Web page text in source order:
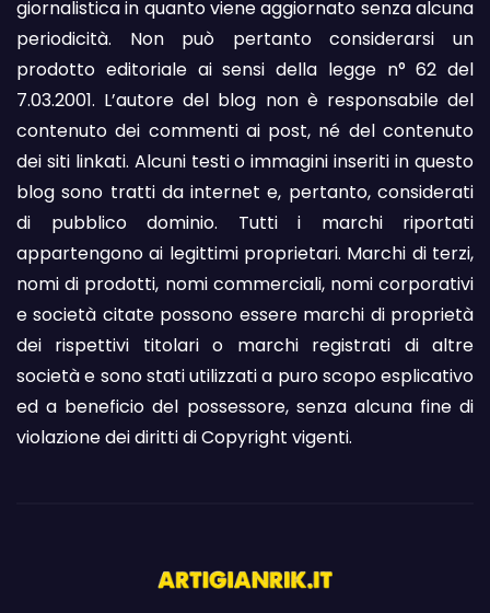
giornalistica in quanto viene aggiornato senza alcuna
periodicità. Non può pertanto considerarsi un
prodotto editoriale ai sensi della legge n° 62 del
7.03.2001. L’autore del blog non è responsabile del
contenuto dei commenti ai post, né del contenuto
dei siti linkati. Alcuni testi o immagini inseriti in questo
blog sono tratti da internet e, pertanto, considerati
di pubblico dominio. Tutti i marchi riportati
appartengono ai legittimi proprietari. Marchi di terzi,
nomi di prodotti, nomi commerciali, nomi corporativi
e società citate possono essere marchi di proprietà
dei rispettivi titolari o marchi registrati di altre
società e sono stati utilizzati a puro scopo esplicativo
ed a beneficio del possessore, senza alcuna fine di
violazione dei diritti di Copyright vigenti.